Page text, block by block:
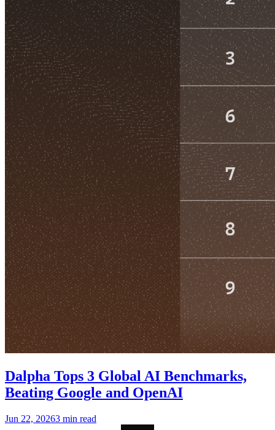
Dalpha Tops 3 Global AI Benchmarks,
Beating Google and OpenAI
Jun 22, 20263 min read